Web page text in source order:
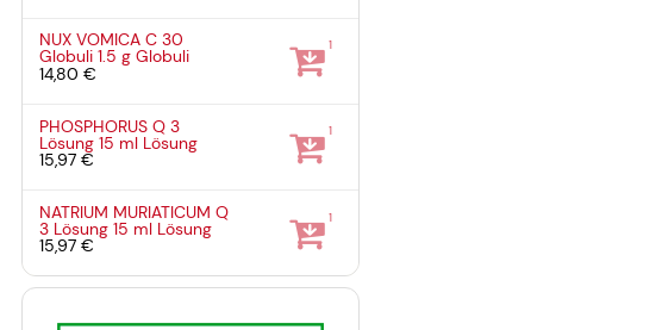
NUX VOMICA C 30
Globuli1.5 gGlobuli
14,80 €
1
PHOSPHORUS Q 3
Lösung15 ml Lösung
15,97 €
1
NATRIUM MURIATICUM Q
3 Lösung15 ml Lösung
15,97 €
1